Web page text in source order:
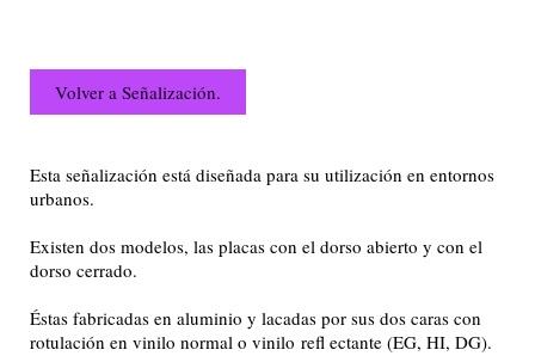
Volver a Señalización.
Esta señalización está diseñada para su utilización en entornos
urbanos.
Existen dos modelos, las placas con el dorso abierto y con el
dorso cerrado.
Éstas fabricadas en aluminio y lacadas por sus dos caras con
rotulación en vinilo normal o vinilo refl ectante (EG, HI, DG).